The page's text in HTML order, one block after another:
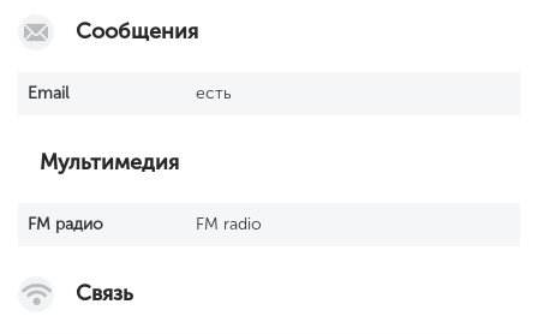
Сообщения
Email есть
Мультимедия
FM радио FM radio
Связь